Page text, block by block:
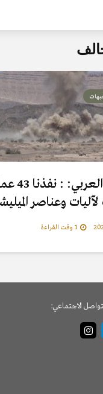
التحالف
وعناصر
1 وقت القراءة
الاجتماعي: